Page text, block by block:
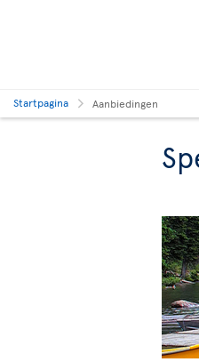
Startpagina Aanbiedingen